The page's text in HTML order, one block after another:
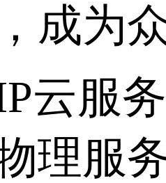
成为
服务
理服